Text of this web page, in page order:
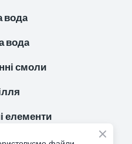
вода
вода
смоли
елементи
водпідготовки